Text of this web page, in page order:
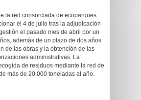
la red consorciada de ecoparques
el 4 de julio tras la adjudicación
el pasado mes de abril por un
además de un plazo de dos años
de las obras y la obtención de las
administrativas. La
de residuos mediante la red de
más de 20.000 toneladas al año.